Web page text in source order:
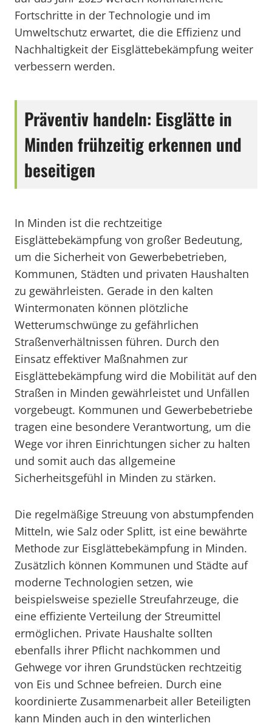
Fortschritte in der Technologie und im
Umweltschutz erwartet, die die Effizienz und
Nachhaltigkeit der Eisglättebekämpfung weiter
verbessern werden.
Präventiv handeln: Eisglätte in
Minden frühzeitig erkennen und
beseitigen
In Minden ist die rechtzeitige
Eisglättebekämpfung von großer Bedeutung,
um die Sicherheit von Gewerbebetrieben,
Kommunen, Städten und privaten Haushalten
zu gewährleisten. Gerade in den kalten
Wintermonaten können plötzliche
Wetterumschwünge zu gefährlichen
Straßenverhältnissen führen. Durch den
Einsatz effektiver Maßnahmen zur
Eisglättebekämpfung wird die Mobilität auf den
Straßen in Minden gewährleistet und Unfällen
vorgebeugt. Kommunen und Gewerbebetriebe
tragen eine besondere Verantwortung, um die
Wege vor ihren Einrichtungen sicher zu halten
und somit auch das allgemeine
Sicherheitsgefühl in Minden zu stärken.
Die regelmäßige Streuung von abstumpfenden
Mitteln, wie Salz oder Splitt, ist eine bewährte
Methode zur Eisglättebekämpfung in Minden.
Zusätzlich können Kommunen und Städte auf
moderne Technologien setzen, wie
beispielsweise spezielle Streufahrzeuge, die
eine effiziente Verteilung der Streumittel
ermöglichen. Private Haushalte sollten
ebenfalls ihrer Pflicht nachkommen und
Gehwege vor ihren Grundstücken rechtzeitig
von Eis und Schnee befreien. Durch eine
koordinierte Zusammenarbeit aller Beteiligten
kann Minden auch in den winterlichen